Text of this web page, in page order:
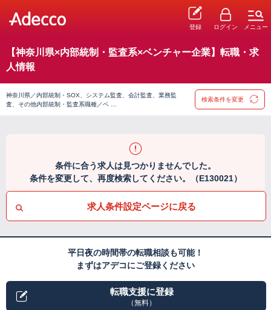
登録 ログイン メニュー
【神奈川県×内部統制・監査系×ベンチャー企業】転職・求
人情報
神奈川県／内部統制・SOX、システム監査、会計監査、業務監
査、その他内部統制・監査系職種／ベ …
検索条件を変更
条件に合う求人は見つかりませんでした。
条件を変更して、再度検索してください。（E130021）
求人条件設定ページに戻る
平日夜の時間帯の転職相談も可能！
まずはアデコにご登録ください
転職支援に登録
（無料）